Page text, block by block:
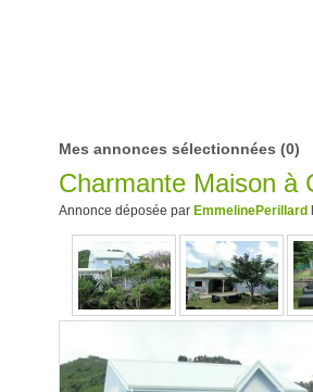
Mes annonces sélectionnées (0)
Annonce déposée par EmmelinePerillard